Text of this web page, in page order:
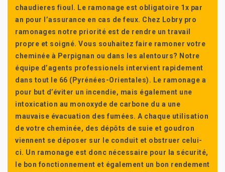
chaudieres fioul. Le ramonage est obligatoire 1x par
an pour l’assurance en cas de feux. Chez Lobry pro
ramonages notre priorité est de rendre un travail
propre et soigné. Vous souhaitez faire ramoner votre
cheminée à Perpignan ou dans les alentours? Notre
équipe d’agents professionels intervient rapidement
dans tout le 66 (Pyrénées-Orientales). Le ramonage a
pour but d’éviter un incendie, mais également une
intoxication au monoxyde de carbone du a une
mauvaise évacuation des fumées. A chaque utilisation
de votre cheminée, des dépôts de suie et goudron
viennent se déposer sur le conduit et obstruer celui-
ci. Un ramonage est donc nécessaire pour la sécurité,
le bon fonctionnement et également un bon rendement